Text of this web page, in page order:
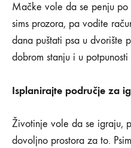
Mačke vole da se penju
sims prozora, pa vodite
dana puštati psa u dvorište
dobrom stanju i u
Isplanirajte područje za
Životinje vole da se igraju,
dovoljno prostora za to.